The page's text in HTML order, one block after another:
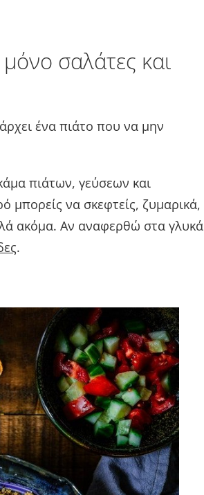
σαλάτες και
ένα πιάτο που να μην
πιάτων, γεύσεων και
να σκεφτείς, ζυμαρικά,
ακόμα. Αν αναφερθώ στα γλυκά
.